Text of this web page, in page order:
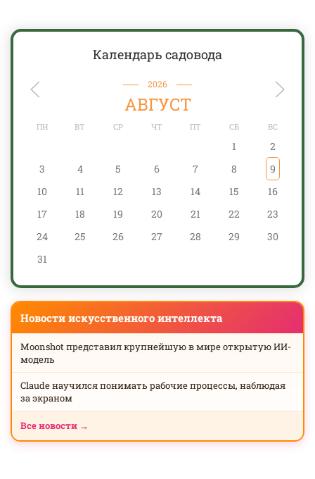
Календарь садовода
2026
АВГУСТ
ПН ВТ СР ЧТ ПТ СБ ВС
1
2
3
4 5 6 7 8
9
10
11 12 13 14 15
16
17
18 19 20 21 22
23
24
25 26 27 28 29
30
31
Новости искусственного интеллекта
Moonshot представил крупнейшую в мире открытую ИИ-
модель
Claude научился понимать рабочие процессы, наблюдая
за экраном
Все новости →